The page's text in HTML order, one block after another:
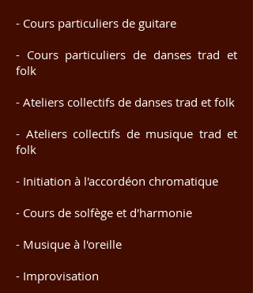
- Cours particuliers de guitare
- Cours particuliers de danses trad et
folk
- Ateliers collectifs de danses trad et folk
- Ateliers collectifs de musique trad et
folk
- Initiation à l'accordéon chromatique
- Cours de solfège et d'harmonie
- Musique à l'oreille
- Improvisation